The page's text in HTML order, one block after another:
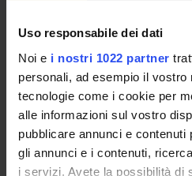
Uso responsabile dei dati
Noi e i nostri 1022 partner
personali, ad esempio il vostro
tecnologie come i cookie per
alle informazioni sul vostro
pubblicare annunci e
gli annunci e i contenuti,
i servizi. Avete la possibilità di
GOVERNANCE
UFFICI E STRUTTURE DI
SERVIZI DI SEGRETERIA